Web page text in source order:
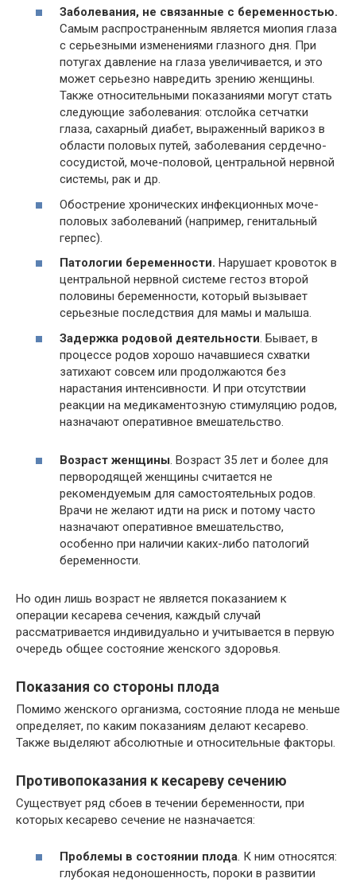
Заболевания, не связанные с беременностью.
Самым распространенным является миопия глаза
с серьезными изменениями глазного дня. При
потугах давление на глаза увеличивается, и это
может серьезно навредить зрению женщины.
Также относительными показаниями могут стать
следующие заболевания: отслойка сетчатки
глаза, сахарный диабет, выраженный варикоз в
области половых путей, заболевания сердечно-
сосудистой, моче-половой, центральной нервной
системы, рак и др.
Обострение хронических инфекционных моче-
половых заболеваний (например, генитальный
герпес).
Патологии беременности. Нарушает кровоток в
центральной нервной системе гестоз второй
половины беременности, который вызывает
серьезные последствия для мамы и малыша.
Задержка родовой деятельности. Бывает, в
процессе родов хорошо начавшиеся схватки
затихают совсем или продолжаются без
нарастания интенсивности. И при отсутствии
реакции на медикаментозную стимуляцию родов,
назначают оперативное вмешательство.
Возраст женщины. Возраст 35 лет и более для
первородящей женщины считается не
рекомендуемым для самостоятельных родов.
Врачи не желают идти на риск и потому часто
назначают оперативное вмешательство,
особенно при наличии каких-либо патологий
беременности.
Но один лишь возраст не является показанием к
операции кесарева сечения, каждый случай
рассматривается индивидуально и учитывается в первую
очередь общее состояние женского здоровья.
Показания со стороны плода
Помимо женского организма, состояние плода не меньше
определяет, по каким показаниям делают кесарево.
Также выделяют абсолютные и относительные факторы.
Противопоказания к кесареву сечению
Существует ряд сбоев в течении беременности, при
которых кесарево сечение не назначается:
Проблемы в состоянии плода. К ним относятся:
глубокая недоношенность, пороки в развитии